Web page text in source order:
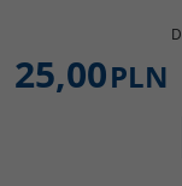
25,00PLN